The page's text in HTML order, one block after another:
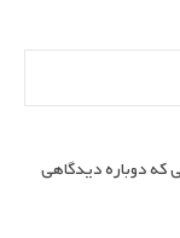
که دوباره دیدگاهی